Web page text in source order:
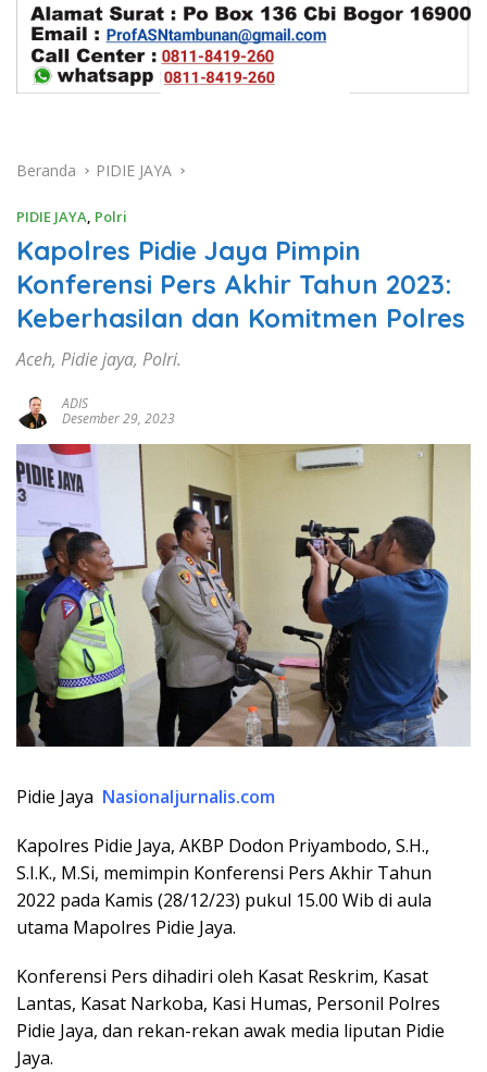
Beranda PIDIE JAYA
PIDIE JAYA, Polri
Kapolres Pidie Jaya Pimpin
Konferensi Pers Akhir Tahun 2023:
Keberhasilan dan Komitmen Polres
Aceh, Pidie jaya, Polri.
ADIS
Desember 29, 2023
Pidie Jaya Nasionaljurnalis.com
Kapolres Pidie Jaya, AKBP Dodon Priyambodo, S.H.,
S.I.K., M.Si, memimpin Konferensi Pers Akhir Tahun
2022 pada Kamis (28/12/23) pukul 15.00 Wib di aula
utama Mapolres Pidie Jaya.
Konferensi Pers dihadiri oleh Kasat Reskrim, Kasat
Lantas, Kasat Narkoba, Kasi Humas, Personil Polres
Pidie Jaya, dan rekan-rekan awak media liputan Pidie
Jaya.